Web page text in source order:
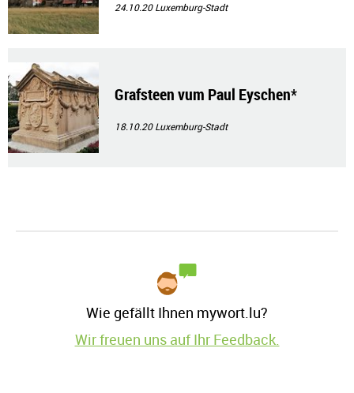
24.10.20Luxemburg-Stadt
Grafsteen vum Paul Eyschen*
18.10.20Luxemburg-Stadt
Wie gefällt Ihnen mywort.lu?
Wir freuen uns auf Ihr Feedback.